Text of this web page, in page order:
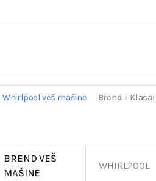
Whirlpool veš mašine Brend i Klasa:
BREND VEŠ
MAŠINE
WHIRLPOOL